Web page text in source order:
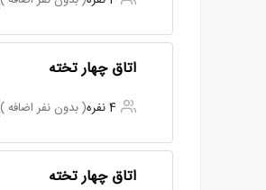
اتاق چهار تخته
4 نفره ( بدون نفر اضافه )
اتاق چهار تخته